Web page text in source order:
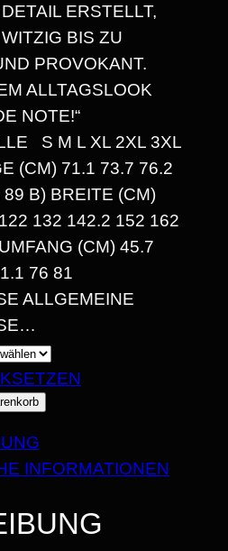
N
N
E
:
1
4
,
3
0
€
B
S
5
ERSTELLT,
BIS ZU
PROVOKANT.
ALLTAGSLOOK
NOTE!“
S M L XL 2XL 3XL 4
(CM) 71.1 73.7 76.2 7
B) BREITE (CM) 9
132 142.2 152 162 H
(CM) 45.7 5
76 81 P
ALLGEMEINE P
INFORMATIONEN